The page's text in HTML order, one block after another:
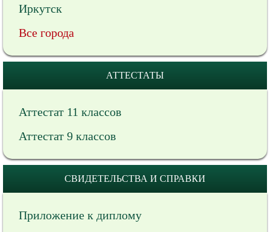
Иркутск
Все города
АТТЕСТАТЫ
Аттестат 11 классов
Аттестат 9 классов
СВИДЕТЕЛЬСТВА И СПРАВКИ
Приложение к диплому